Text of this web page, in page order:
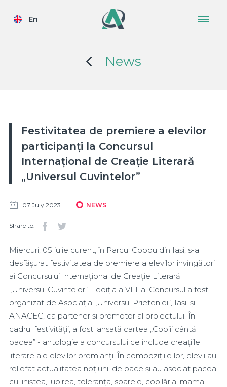
En
News
Festivitatea de premiere a elevilor
participanți la Concursul
Internațional de Creație Literară
„Universul Cuvintelor”
07 July 2023 NEWS
Share to:
Miercuri, 05 iulie curent, în Parcul Copou din Iași, s-a
desfășurat festivitatea de premiere a elevilor învingători
ai Concursului Internațional de Creație Literară
„Universul Cuvintelor” – ediția a VIII-a. Concursul a fost
organizat de Asociația „Universul Prieteniei”, Iași, și
ANACEC, ca partener și promotor al proiectului. În
cadrul festivității, a fost lansată cartea „Copiii cântă
pacea” - antologie a concursului ce include creațiile
literare ale elevilor premianți. În compozițiile lor, elevii au
reliefat actualitatea noțiunii de pace și au asociat pacea
cu liniștea, iubirea, toleranța, soarele, copilăria, mama …